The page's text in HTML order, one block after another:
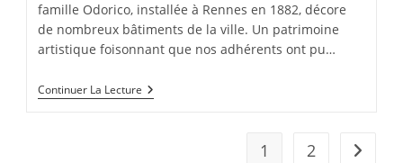
famille Odorico, installée à Rennes en 1882, décore
de nombreux bâtiments de la ville. Un patrimoine
artistique foisonnant que nos adhérents ont pu…
Continuer La Lecture Sorties
Odorico
1 2 Aller à